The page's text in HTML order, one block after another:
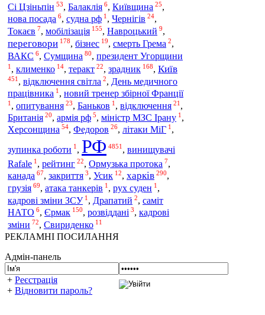
Сі Цзіньпін 53, Балаклія 6, Київщина 25,
нова посада 6, судна рф 1 , Чернігів 24,
Токаєв 7, мобілізація 155, Навроцький 9,
переговори 178, бізнес 19, смерть Грема 2,
ВАКС 6, Сумщина 80, президент Угорщини
1 , клименко 14, теракт 22, зрадник 168, Київ
451 , відключення світла 2, День медичного
працівника 1 , новий тренер збірної Франції
1 , опитування 23, Баньков 1 , відключення 21 ,
Британія 20, армія рф 5, міністр МЗС Ірану 1 ,
Херсонщина 54, Федоров 26, літаки МіГ 1 ,
зупинка роботи 1 , РФ 4851 , винищувачі
Rafale 1 , рейтинг 22, Ормузька протока 7,
канада 67, закриття 3, Усик 12, харків 290,
грузія 69, атака танкерів 1 , рух суден 1 ,
кадрові зміни ЗСУ 1 , Драпатий 2, саміт
НАТО 6, Єрмак 150, розвіддані 3, кадрові
зміни 72, Свириденко 11
РЕКЛАМНІ ПОСИЛАННЯ
Адмін-панель
+ Реєстрація
+ Відновити пароль?